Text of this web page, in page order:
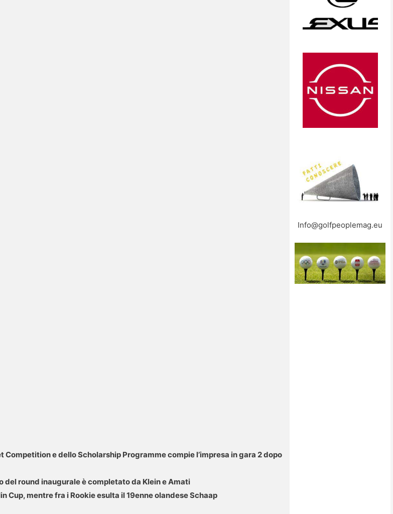
e dello Scholarship Programme compie l’impresa in gara 2 dopo
del round inaugurale è completato da Klein e Amati
Cup, mentre fra i Rookie esulta il 19enne olandese Schaap
Info@golfpeoplemag.eu